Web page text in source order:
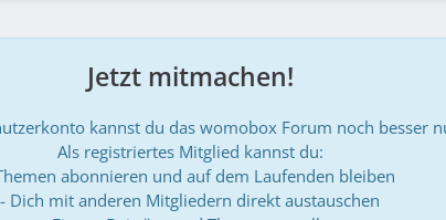
Jetzt mitmachen!
kannst du das womobox Forum noch besser
Als registriertes Mitglied kannst du:
abonnieren und auf dem Laufenden bleiben
- Dich mit anderen Mitgliedern direkt austauschen